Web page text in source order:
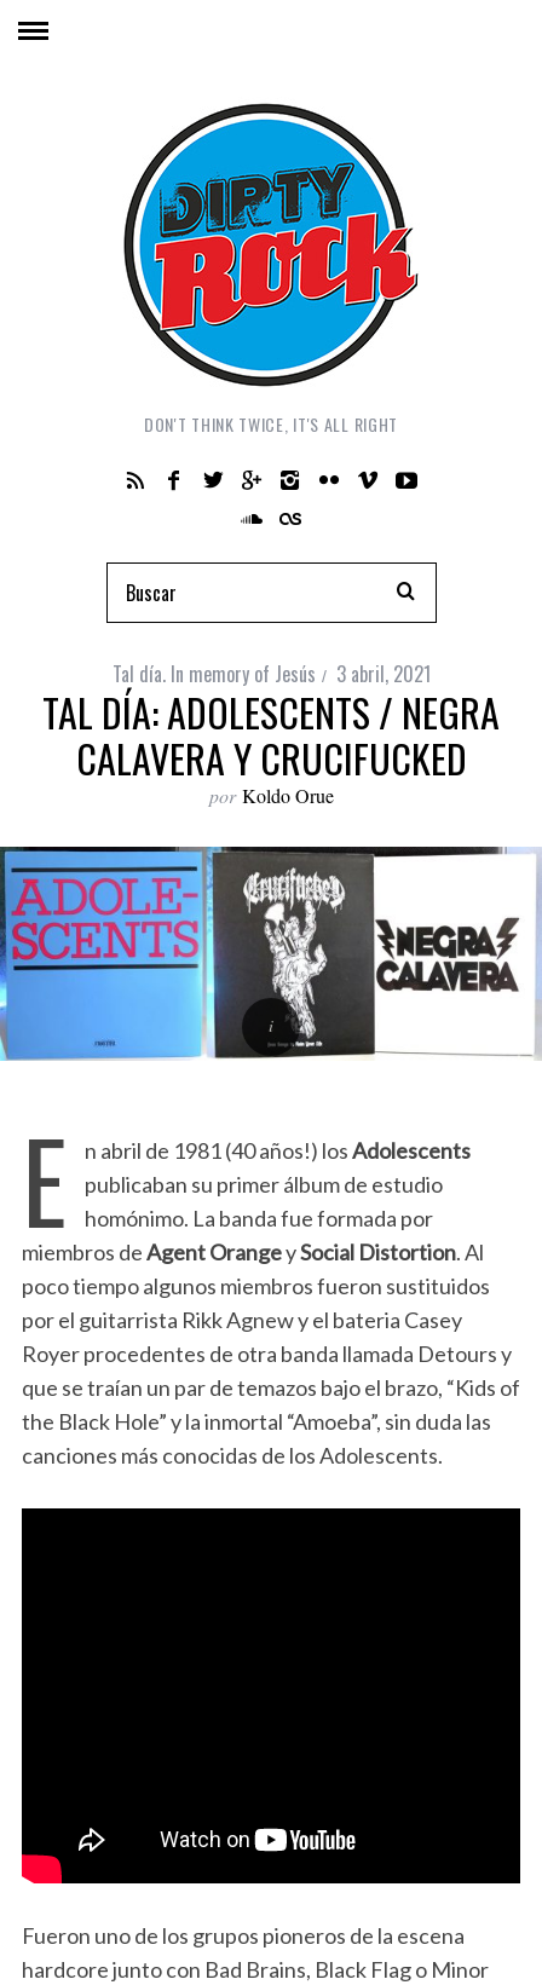
DON'T THINK TWICE, IT'S ALL RIGHT
Tal día. In memory of Jesús 3 abril, 2021
TAL DÍA: ADOLESCENTS / NEGRA
CALAVERA Y CRUCIFUCKED
por Koldo Orue
E n abril de 1981 (40 años!) losAdolescents
publicaban su primer álbum de estudio
homónimo. La banda fue formada por
miembros deAgent OrangeySocial Distortion. Al
poco tiempo algunos miembros fueron sustituidos
por el guitarrista Rikk Agnew y el bateria Casey
Royer procedentes de otra banda llamada Detours y
que se traían un par de temazos bajo el brazo, “Kids of
the Black Hole” y la inmortal “Amoeba”, sin duda las
canciones más conocidas de los Adolescents.
Fueron uno de los grupos pioneros de la escena
hardcore junto con Bad Brains, Black Flag o Minor